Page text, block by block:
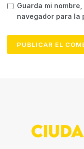
Guarda mi
navegador para la